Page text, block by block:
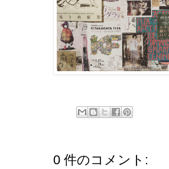
0 件のコメント: